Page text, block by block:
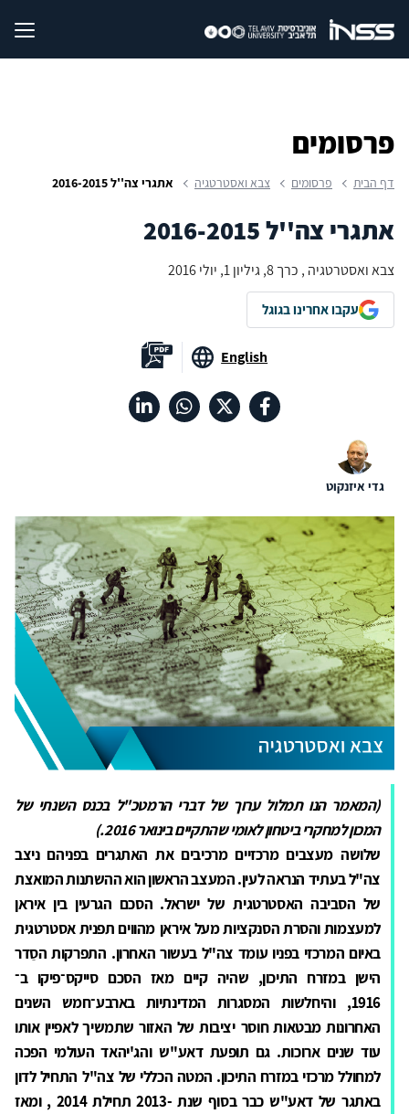
פרסומים
דף הבית פרסומים צבא ואסטרטגיה אתגרי צה''ל 2016-2015
אתגרי צה''ל 2016-2015
צבא ואסטרטגיה , כרך 8, גיליון 1, יולי 2016
עקבו אחרינו בגוגל
English
גדי איזנקוט
(המאמר הנו תמלול ערוך של דברי הרמטכ"ל בכנס השנתי של
המכון למחקרי ביטחון לאומי שהתקיים בינואר 2016.)
שלושה מעצבים מרכזיים מרכיבים את האתגרים בפניהם ניצב
צה"ל בעתיד הנראה לעין. המעצב הראשון הוא ההשתנות המואצת
של הסביבה האסטרטגית של ישראל. הסכם הגרעין בין איראן
למעצמות והסרת הסנקציות מעל איראן מהווים תפנית אסטרטגית
באיום המרכזי בפניו עומד צה"ל בעשור האחרון. התפרקות הסֵדר
הישן במזרח התיכון, שהיה קיים מאז הסכם סייקס־פיקו ב־
1916, והיחלשות המסגרות המדינתיות בארבע־חמש השנים
האחרונות מבטאות חוסר יציבות של האזור שתמשיך לאפיין אותו
עוד שנים ארוכות. גם תופעת דאע"ש והג'יהאד העולמי הפכה
למחולל מרכזי במזרח התיכון. המטה הכללי של צה"ל התחיל לדון
באתגר של דאע"ש כבר בסוף שנת -2013 תחילת 2014 , ומאז